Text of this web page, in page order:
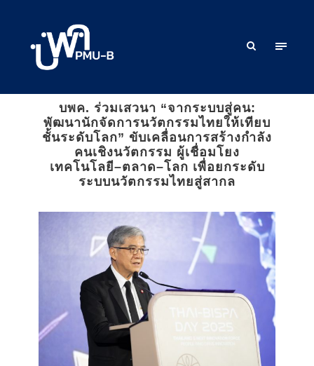
บพค. ร่วมเสวนา “จากระบบสู่คน:
พัฒนานักจัดการนวัตกรรมไทยให้เทียบ
ชั้นระดับโลก” ขับเคลื่อนการสร้างกำลัง
คนเชิงนวัตกรรม ผู้เชื่อมโยง
เทคโนโลยี–ตลาด–โลก เพื่อยกระดับ
ระบบนวัตกรรมไทยสู่สากล